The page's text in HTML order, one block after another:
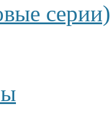
серии)